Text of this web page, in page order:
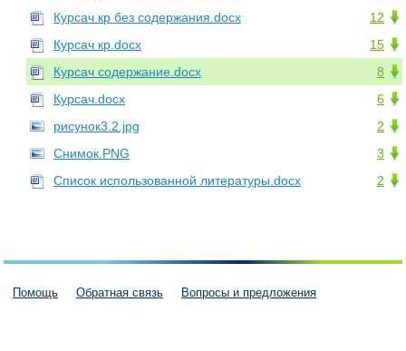
12
Курсач кр без содержания.docx
15
Курсач кр.docx
8
Курсач содержание.docx
6
Курсач.docx
2
рисунок3.2.jpg
3
Снимок.PNG
2
Список использованной литературы.docx
Помощь Обратная связь Вопросы и предложения